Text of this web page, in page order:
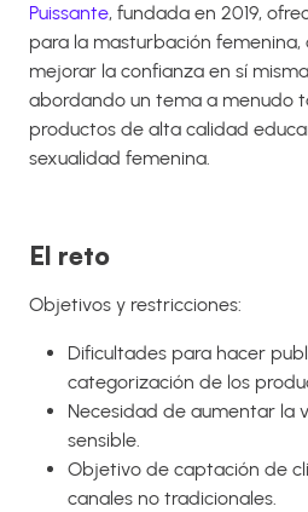
Puissante, fundada en 2019,
para la masturbación
mejorar la confianza en sí
abordando un tema a menudo
productos de alta calidad
sexualidad femenina.
El reto
Objetivos y restricciones:
Dificultades para hacer
categorización de los
Necesidad de aumentar la
sensible.
Objetivo de captación de
canales no tradicionales.